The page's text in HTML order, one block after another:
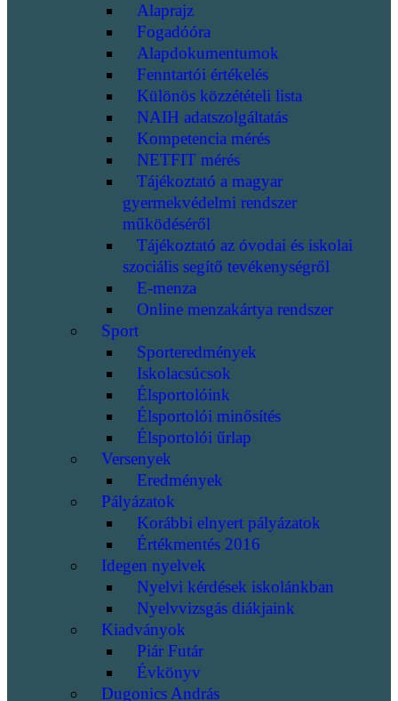
Alaprajz
Fogadóóra
Alapdokumentumok
Fenntartói értékelés
Különös közzétételi lista
NAIH adatszolgáltatás
Kompetencia mérés
NETFIT mérés
Tájékoztató a magyar
gyermekvédelmi rendszer
működéséről
Tájékoztató az óvodai és iskolai
szociális segítő tevékenységről
E-menza
Online menzakártya rendszer
Sport
Sporteredmények
Iskolacsúcsok
Élsportolóink
Élsportolói minősítés
Élsportolói űrlap
Versenyek
Eredmények
Pályázatok
Korábbi elnyert pályázatok
Értékmentés 2016
Idegen nyelvek
Nyelvi kérdések iskolánkban
Nyelvvizsgás diákjaink
Kiadványok
Piár Futár
Évkönyv
Dugonics András